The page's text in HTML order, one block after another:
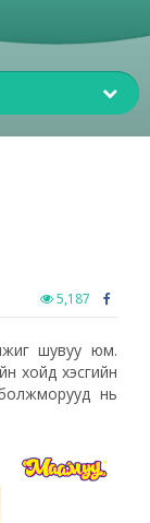
5,187
шувуу юм.
хойд хэсгийн
болжморууд нь